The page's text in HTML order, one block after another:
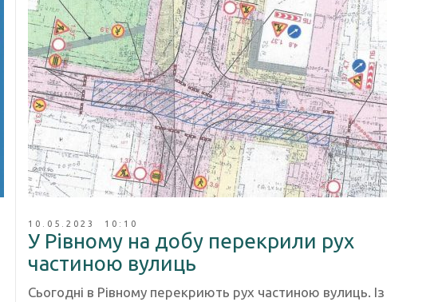
10.05.2023 10:10
У Рівному на добу перекрили рух
частиною вулиць
Сьогодні в Рівному перекриють рух частиною вулиць. Із